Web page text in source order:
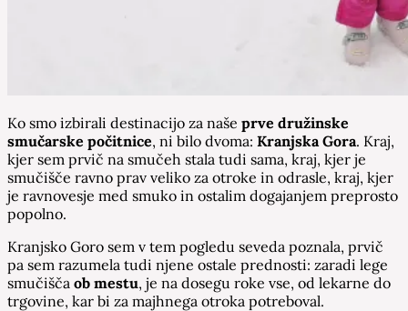
Ko smo izbirali destinacijo za naše prve družinske
smučarske počitnice, ni bilo dvoma: Kranjska Gora. Kraj,
kjer sem prvič na smučeh stala tudi sama, kraj, kjer je
smučišče ravno prav veliko za otroke in odrasle, kraj, kjer
je ravnovesje med smuko in ostalim dogajanjem preprosto
popolno.
Kranjsko Goro sem v tem pogledu seveda poznala, prvič
pa sem razumela tudi njene ostale prednosti: zaradi lege
smučišča ob mestu, je na dosegu roke vse, od lekarne do
trgovine, kar bi za majhnega otroka potreboval.